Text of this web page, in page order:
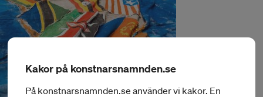
Kakor på konstnarsnamnden.se
På konstnarsnamnden.se använder vi kakor. En